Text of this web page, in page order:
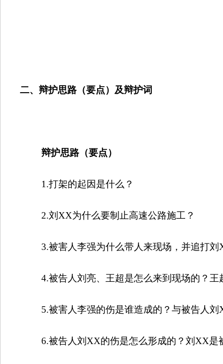
二、辩护思路（要点）及辩护词
辩护思路（要点）
1.打架的起因是什么？
2.刘 XX为什么要制止高速公路施工？
3.被害人李强为什么带人来现场，并追打刘
4.被告人刘亮、王超是怎么来到现场的？
5.被害人李强的伤是谁造成的？与被告人刘
6.被告人刘 XX的伤是怎么形成的？刘 XX是